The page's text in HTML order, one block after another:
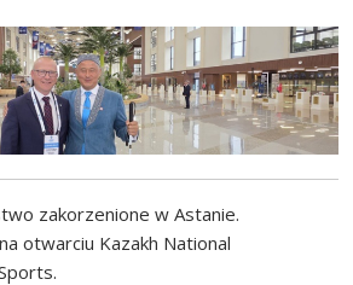
zakorzenione w Astanie.
otwarciu Kazakh National